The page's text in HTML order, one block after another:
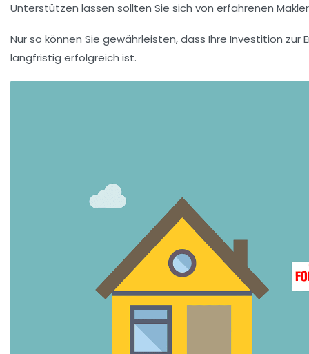
Unterstützen lassen sollten Sie sich von erfahrenen
Nur so können Sie gewährleisten, dass Ihre Investition zur
langfristig erfolgreich ist.